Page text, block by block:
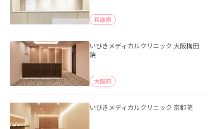
兵庫県
いびきメディカルクリニック 大阪梅田
院
大阪府
いびきメディカルクリニック 京都院